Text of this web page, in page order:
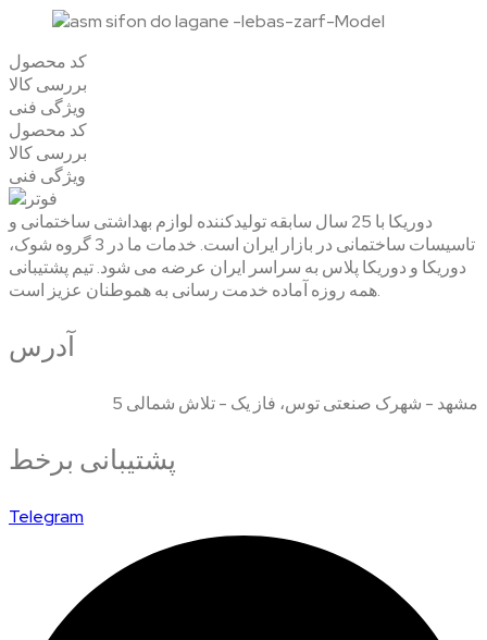
کد محصول
بررسی کالا
ویژگی فنی
کد محصول
بررسی کالا
ویژگی فنی
دوریکا با 25 سال سابقه تولیدکننده لوازم بهداشتی ساختمانی و
تاسیسات ساختمانی در بازار ایران است. خدمات ما در 3 گروه شوک،
دوریکا و دوریکا پلاس به سراسر ایران عرضه می شود. تیم پشتیبانی
همه روزه آماده خدمت رسانی به هموطنان عزیز است.
آدرس
مشهد - شهرک صنعتی توس، فاز یک - تلاش شمالی 5
پشتیبانی برخط
Telegram